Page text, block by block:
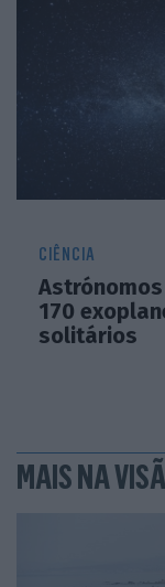
CIÊNCIA
170
solitários
MAIS NA